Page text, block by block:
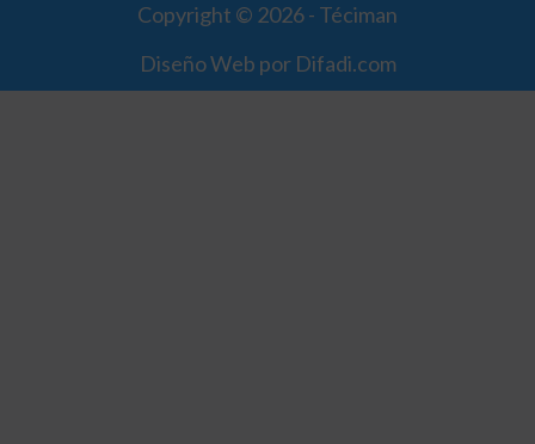
Copyright © 2026 - Téciman
Diseño Web por Difadi.com